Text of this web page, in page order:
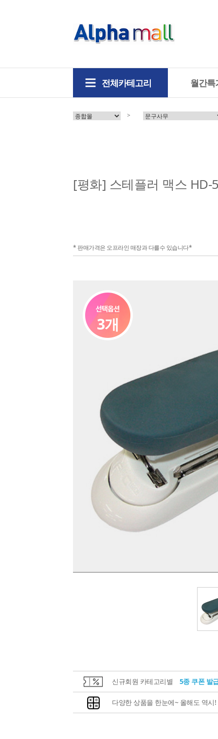
전체카테고리 월간특
>
[평화] 스테플러 맥스 HD-
* 판매가격은 오프라인 매장과 다를수 있습니다*
3개
신규회원 카테고리별 5종 쿠폰 발
다양한 상품을 한눈에~ 올해도 역시!